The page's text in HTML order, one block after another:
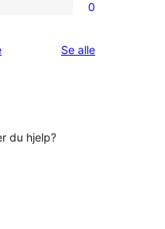
0
Se alleomtalene
du hjelp?